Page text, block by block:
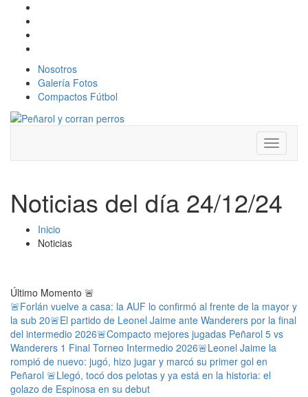
Nosotros
Galería Fotos
Compactos Fútbol
Toggle
Noticias del día 24/12/24
Inicio
Noticias
Último Momento 🚨
🚨Forlán vuelve a casa: la AUF lo confirmó al frente de la mayor y
la sub 20🚨El partido de Leonel Jaime ante Wanderers por la final
del intermedio 2026🚨Compacto mejores jugadas Peñarol 5 vs
Wanderers 1 Final Torneo Intermedio 2026🚨Leonel Jaime la
rompió de nuevo: jugó, hizo jugar y marcó su primer gol en
Peñarol 🚨Llegó, tocó dos pelotas y ya está en la historia: el
golazo de Espinosa en su debut